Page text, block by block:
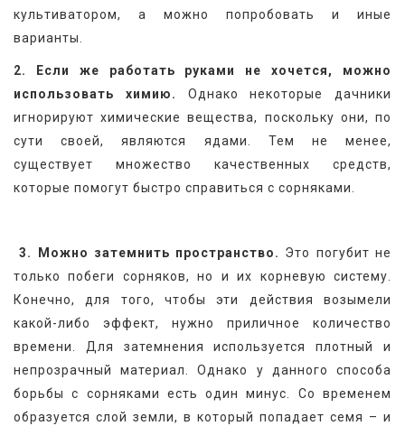
культиватором, а можно попробовать и иные
варианты.
2. Если же работать руками не хочется, можно
использовать химию.
Однако некоторые дачники
игнорируют химические вещества, поскольку они, по
сути своей, являются ядами. Тем не менее,
существует множество качественных средств,
которые помогут быстро справиться с сорняками.
3. Можно затемнить пространство. Это погубит не
только побеги сорняков, но и их корневую систему.
Конечно, для того, чтобы эти действия возымели
какой-либо эффект, нужно приличное количество
времени. Для затемнения используется плотный и
непрозрачный материал. Однако у данного способа
борьбы с сорняками есть один минус. Со временем
образуется слой земли, в который попадает семя – и